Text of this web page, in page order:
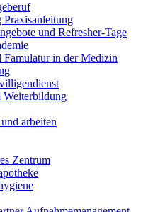
Praxisanleitung
und Refresher-Tage
Famulatur in der Medizin
arbeiten
Zentrum